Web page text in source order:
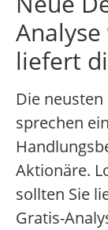
liefert
Die
sprechen
Aktionäre.
sollten Sie
Gratis-